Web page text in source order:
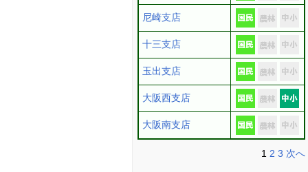
尼崎支店
十三支店
玉出支店
大阪西支店
大阪南支店
1 2 3 次へ